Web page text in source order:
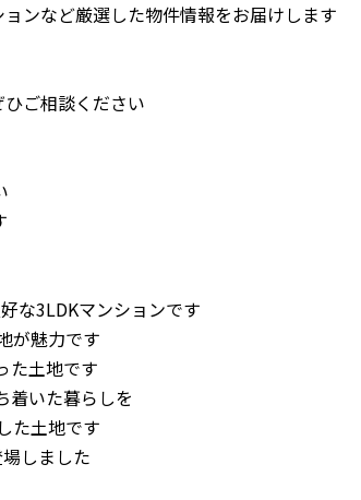
ンなど厳選した物件情報をお届けします
ご相談ください
な3LDKマンションです
が魅力です
た土地です
着いた暮らしを
た土地です
しました